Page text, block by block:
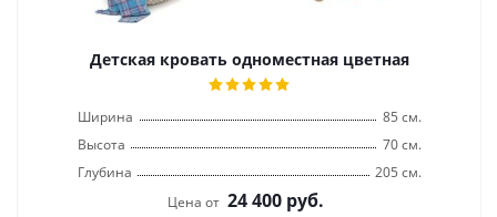
Детская кровать одноместная цветная
Ширина
85 см.
Высота
70 см.
Глубина
205 см.
Цена от 24 400 руб.